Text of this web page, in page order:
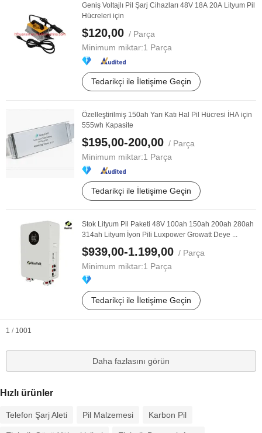
Geniş Voltajlı Pil Şarj Cihazları 48V 18A 20A Lityum Pil
Hücreleri için
$120,00 / Parça
Minimum miktar:1 Parça
Tedarikçi ile İletişime Geçin
Özelleştirilmiş 150ah Yarı Katı Hal Pil Hücresi İHA için
555wh Kapasite
$195,00-200,00 / Parça
Minimum miktar:1 Parça
Tedarikçi ile İletişime Geçin
Stok Lityum Pil Paketi 48V 100ah 150ah 200ah 280ah
314ah Lityum İyon Pili Luxpower Growatt Deye ...
$939,00-1.199,00 / Parça
Minimum miktar:1 Parça
Tedarikçi ile İletişime Geçin
1 / 1001
Daha fazlasını görün
Hızlı ürünler
Telefon Şarj Aleti Pil Malzemesi Karbon Pil